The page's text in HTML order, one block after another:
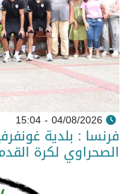
04/08/2026 - 15:04
فرنسا : بلدية
الصحراوي لكرة